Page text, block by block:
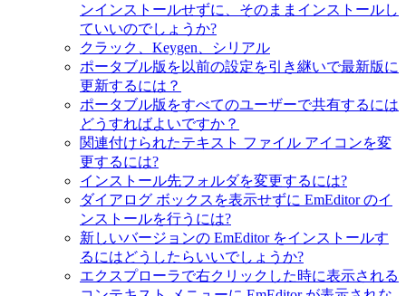
ンインストールせずに、そのままインストールし
ていいのでしょうか?
クラック、Keygen、シリアル
ポータブル版を以前の設定を引き継いで最新版に
更新するには？
ポータブル版をすべてのユーザーで共有するには
どうすればよいですか？
関連付けられたテキスト ファイル アイコンを変
更するには?
インストール先フォルダを変更するには?
ダイアログ ボックスを表示せずに EmEditor のイ
ンストールを行うには?
新しいバージョンの EmEditor をインストールす
るにはどうしたらいいでしょうか?
エクスプローラで右クリックした時に表示される